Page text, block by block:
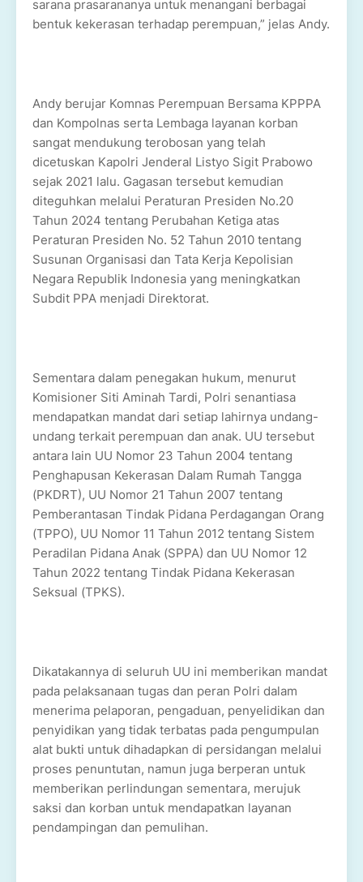
sarana prasarananya untuk menangani berbagai
bentuk kekerasan terhadap perempuan,” jelas Andy.
Andy berujar Komnas Perempuan Bersama KPPPA
dan Kompolnas serta Lembaga layanan korban
sangat mendukung terobosan yang telah
dicetuskan Kapolri Jenderal Listyo Sigit Prabowo
sejak 2021 lalu. Gagasan tersebut kemudian
diteguhkan melalui Peraturan Presiden No.20
Tahun 2024 tentang Perubahan Ketiga atas
Peraturan Presiden No. 52 Tahun 2010 tentang
Susunan Organisasi dan Tata Kerja Kepolisian
Negara Republik Indonesia yang meningkatkan
Subdit PPA menjadi Direktorat.
Sementara dalam penegakan hukum, menurut
Komisioner Siti Aminah Tardi, Polri senantiasa
mendapatkan mandat dari setiap lahirnya undang-
undang terkait perempuan dan anak. UU tersebut
antara lain UU Nomor 23 Tahun 2004 tentang
Penghapusan Kekerasan Dalam Rumah Tangga
(PKDRT), UU Nomor 21 Tahun 2007 tentang
Pemberantasan Tindak Pidana Perdagangan Orang
(TPPO), UU Nomor 11 Tahun 2012 tentang Sistem
Peradilan Pidana Anak (SPPA) dan UU Nomor 12
Tahun 2022 tentang Tindak Pidana Kekerasan
Seksual (TPKS).
Dikatakannya di seluruh UU ini memberikan mandat
pada pelaksanaan tugas dan peran Polri dalam
menerima pelaporan, pengaduan, penyelidikan dan
penyidikan yang tidak terbatas pada pengumpulan
alat bukti untuk dihadapkan di persidangan melalui
proses penuntutan, namun juga berperan untuk
memberikan perlindungan sementara, merujuk
saksi dan korban untuk mendapatkan layanan
pendampingan dan pemulihan.